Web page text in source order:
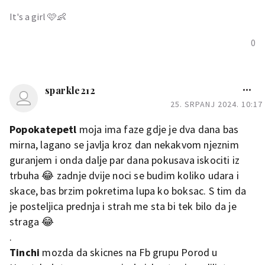
0
It's a girl 🩷👶
sparkle212
25. SRPANJ 2024. 10:17
Popokatepetl moja ima faze gdje je dva dana bas
mirna, lagano se javlja kroz dan nekakvom njeznim
guranjem i onda dalje par dana pokusava iskociti iz
trbuha 😂 zadnje dvije noci se budim koliko udara i
skace, bas brzim pokretima lupa ko boksac. S tim da
je posteljica prednja i strah me sta bi tek bilo da je
straga 😂
.
Tinchi mozda da skicnes na Fb grupu Porod u